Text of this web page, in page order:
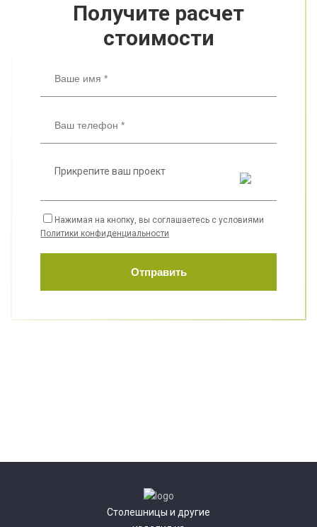
Получите расчет
стоимости
Прикрепите ваш проект
Нажимая на кнопку, вы соглашаетесь с условиями
Политики конфиденциальности
Отправить
Столешницы и другие